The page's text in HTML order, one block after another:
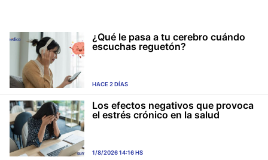
¿Qué le pasa a tu cerebro cuándo
escuchas reguetón?
HACE 2 DÍAS
Los efectos negativos que provoca
el estrés crónico en la salud
1/8/2026 14:16 HS